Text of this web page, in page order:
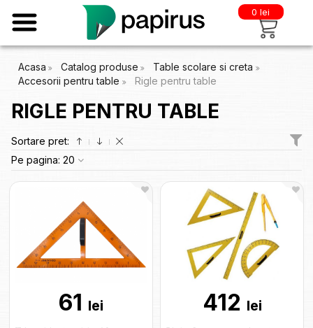
0 lei
Acasa Catalog produse
Table scolare si creta
Accesorii pentru table
Rigle pentru table
RIGLE PENTRU TABLE
Sortare pret:
Pe pagina: 20
61 lei 412 lei